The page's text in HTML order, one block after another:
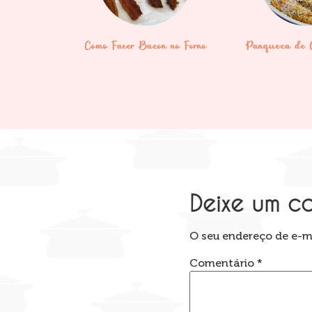
Como Fazer Bacon no Forno Panqueca de
Deixe um
O seu endereço de e-
Comentário *